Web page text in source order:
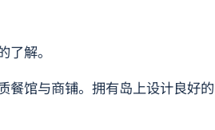
解。
餐馆与商铺。拥有岛上设计良好的